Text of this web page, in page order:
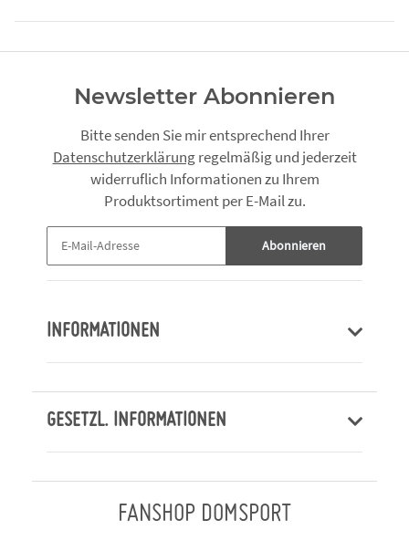
Newsletter Abonnieren
Bitte senden Sie mir entsprechend Ihrer
Datenschutzerklärungregelmäßig und jederzeit
widerruflich Informationen zu Ihrem
Produktsortiment per E-Mail zu.
Abonnieren
INFORMATIONEN
GESETZL. INFORMATIONEN
FANSHOP DOMSPORT